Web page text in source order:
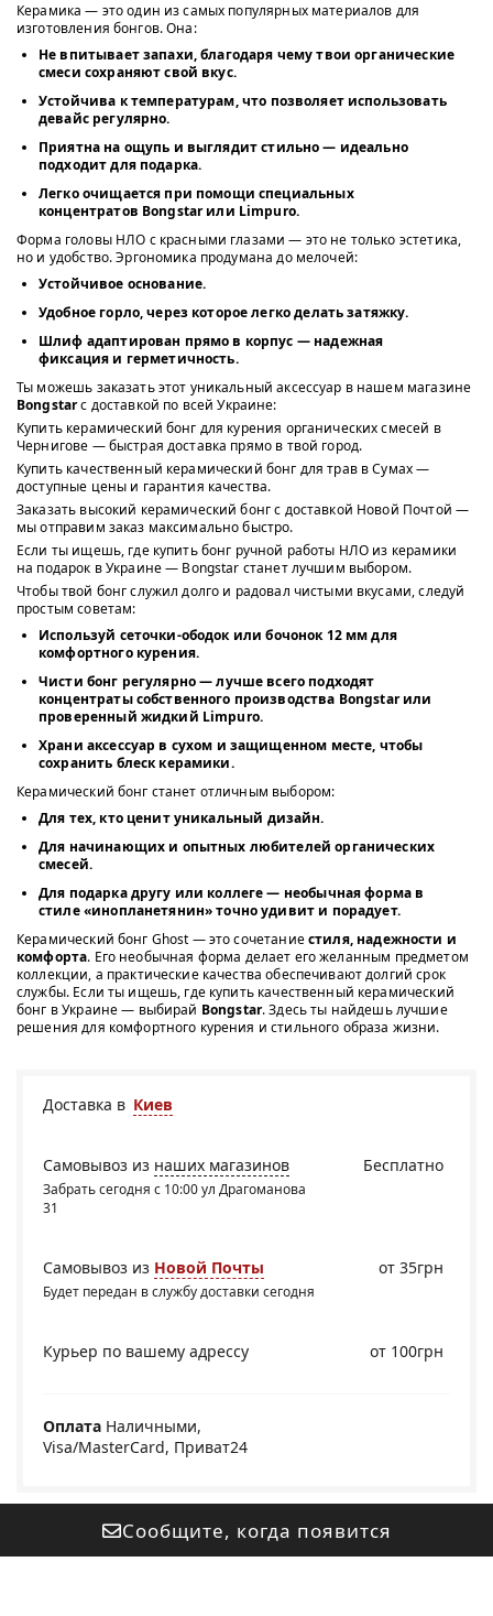
Керамика — это один из самых популярных материалов для
изготовления бонгов. Она:
Не впитывает запахи, благодаря чему твои органические
смеси сохраняют свой вкус.
Устойчива к температурам, что позволяет использовать
девайс регулярно.
Приятна на ощупь и выглядит стильно — идеально
подходит для подарка.
Легко очищается при помощи специальных
концентратов Bongstar или Limpuro.
Форма головы НЛО с красными глазами — это не только эстетика,
но и удобство. Эргономика продумана до мелочей:
Устойчивое основание.
Удобное горло, через которое легко делать затяжку.
Шлиф адаптирован прямо в корпус — надежная
фиксация и герметичность.
Ты можешь заказать этот уникальный аксессуар в нашем магазине
Bongstarс доставкой по всей Украине:
Купить керамический бонг для курения органических смесей в
Чернигове — быстрая доставка прямо в твой город.
Купить качественный керамический бонг для трав в Сумах —
доступные цены и гарантия качества.
Заказать высокий керамический бонг с доставкой Новой Почтой —
мы отправим заказ максимально быстро.
Если ты ищешь, где купить бонг ручной работы НЛО из керамики
на подарок в Украине — Bongstar станет лучшим выбором.
Чтобы твой бонг служил долго и радовал чистыми вкусами, следуй
простым советам:
Используй сеточки-ободок или бочонок 12 ммдля
комфортного курения.
Чисти бонг регулярно — лучше всего подходят
концентраты собственного производства Bongstarили
проверенный жидкий Limpuro.
Храни аксессуар в сухом и защищенном месте, чтобы
сохранить блеск керамики.
Керамический бонг станет отличным выбором:
Для тех, кто ценитуникальный дизайн.
Для начинающих и опытных любителей органических
смесей.
Для подарка другу или коллеге — необычная форма в
стиле «инопланетянин» точно удивит и порадует.
Керамический бонг Ghost — это сочетаниестиля, надежности и
комфорта. Его необычная форма делает его желанным предметом
коллекции, а практические качества обеспечивают долгий срок
службы. Если ты ищешь, где купить качественный керамический
бонг в Украине — выбирай Bongstar. Здесь ты найдешь лучшие
решения для комфортного курения и стильного образа жизни.
Доставка в Киев
Бесплатно
Самовывоз из наших магазинов
Забрать сегодня с 10:00 ул Драгоманова
31
Самовывоз из Новой Почты
Будет передан в службу доставки сегодня
от 35грн
Курьер по вашему адрессу от 100грн
Оплата Наличными,
Visa/MasterCard, Приват24
Сообщите, когда появится